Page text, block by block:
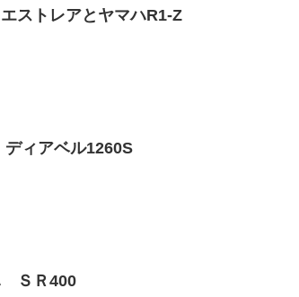
ストレアとヤマハR1-Z
ディアベル1260S
ＳＲ400